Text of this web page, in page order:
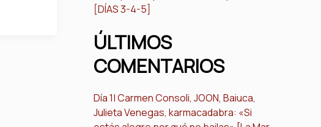
[DÍAS 3-4-5]
ÚLTIMOS
COMENTARIOS
Día 1| Carmen Consoli, JOON, Baiuca,
Julieta Venegas, karmacadabra: «Si